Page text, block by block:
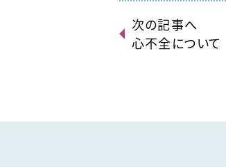
次の記事へ
心不全について